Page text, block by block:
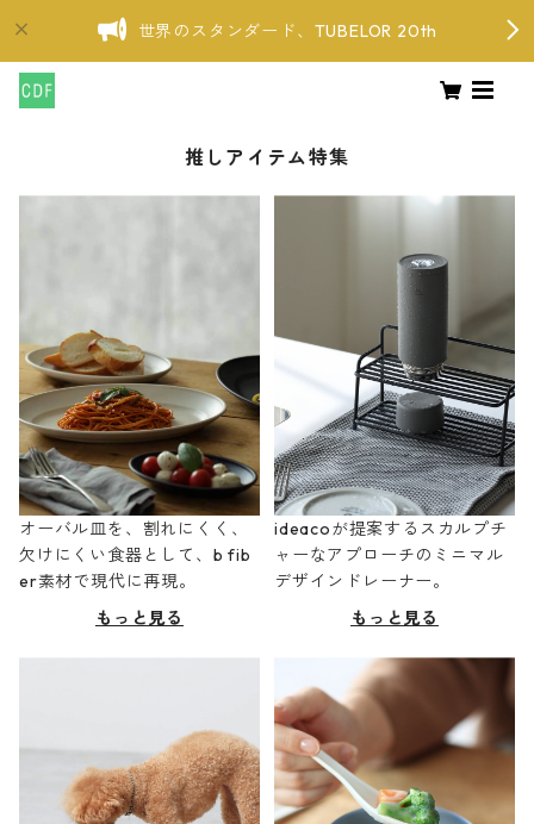
世界のスタンダード、TUBELOR 20th
推しアイテム特集
オーバル皿を、割れにくく、
欠けにくい食器として、b fib
er素材で現代に再現。
もっと見る
ideacoが提案するスカルプチ
ャーなアプローチのミニマル
デザインドレーナー。
もっと見る